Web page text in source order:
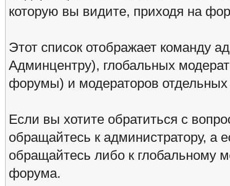
которую вы видите, приходя на
Этот список отображает команду
Админцентру), глобальных
форумы) и модераторов
Если вы хотите обратиться с
обращайтесь к администратору, а
обращайтесь либо к глобальному
форума.